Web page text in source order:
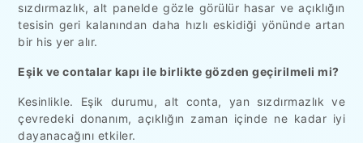
sızdırmazlık, alt panelde gözle görülür hasar ve açıklığın
tesisin geri kalanından daha hızlı eskidiği yönünde artan
bir his yer alır.
Eşik ve contalar kapı ile birlikte gözden geçirilmeli mi?
Kesinlikle. Eşik durumu, alt conta, yan sızdırmazlık ve
çevredeki donanım, açıklığın zaman içinde ne kadar iyi
dayanacağını etkiler.